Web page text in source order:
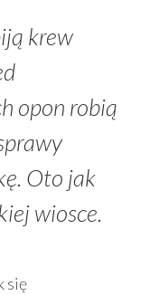
krew
opon robią
Oto jak
wiosce.
się